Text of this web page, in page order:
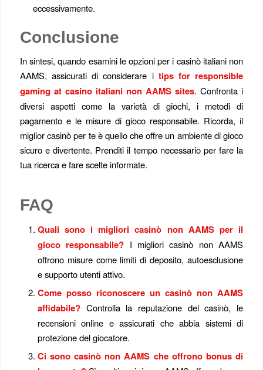
eccessivamente.
Conclusione
In sintesi, quando esamini le opzioni per i casinò italiani non
AAMS, assicurati di considerare i tips for responsible
gaming at casino italiani non AAMS sites. Confronta i
diversi aspetti come la varietà di giochi, i metodi di
pagamento e le misure di gioco responsabile. Ricorda, il
miglior casinò per te è quello che offre un ambiente di gioco
sicuro e divertente. Prenditi il tempo necessario per fare la
tua ricerca e fare scelte informate.
FAQ
Quali sono i migliori casinò non AAMS per il
gioco responsabile? I migliori casinò non AAMS
offrono misure come limiti di deposito, autoesclusione
e supporto utenti attivo.
Come posso riconoscere un casinò non AAMS
affidabile?Controlla la reputazione del casinò, le
recensioni online e assicurati che abbia sistemi di
protezione del giocatore.
Ci sono casinò non AAMS che offrono bonus di